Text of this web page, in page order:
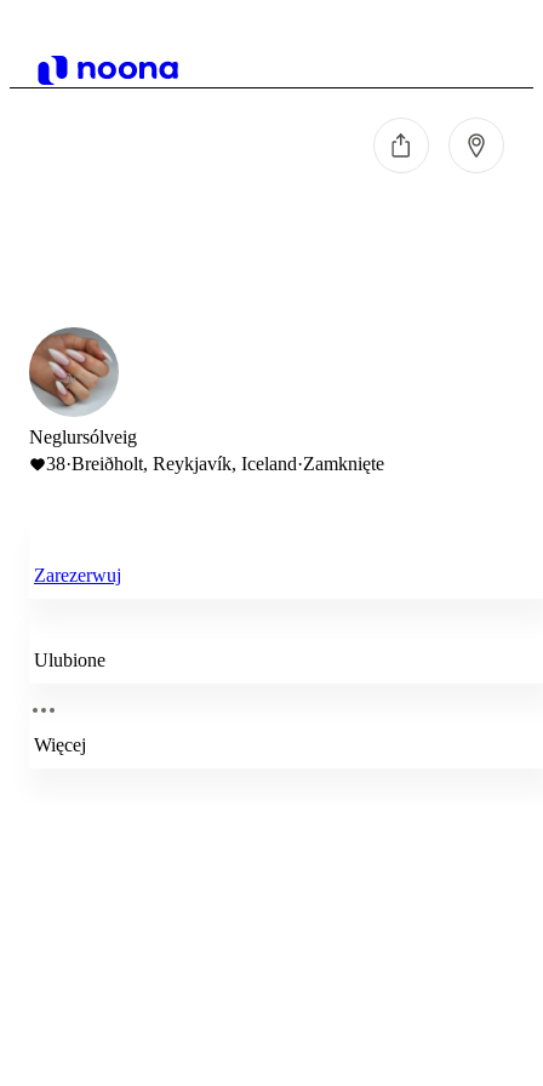
Neglursólveig
38·Breiðholt, Reykjavík, Iceland·Zamknięte
Zarezerwuj
Ulubione
Więcej